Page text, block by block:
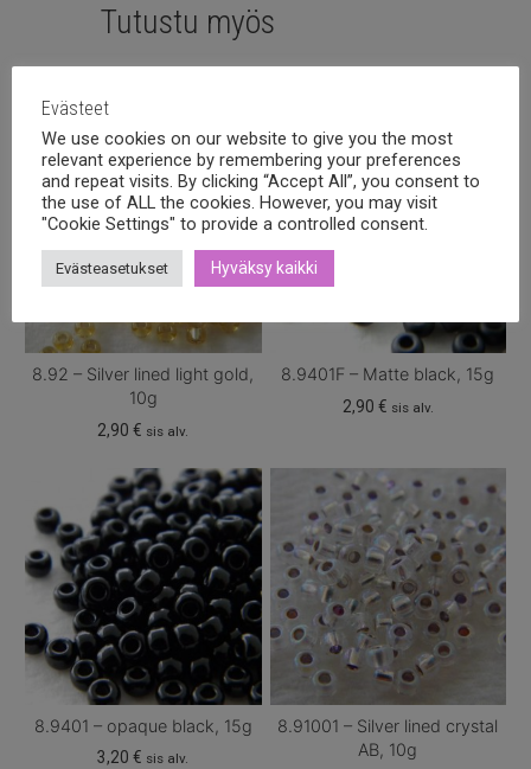
Tutustu myös
8.92 – Silver lined light gold,
10g
2,90€ sis alv.
8.9401F – Matte black, 15g
2,90 € sis alv.
8.9401 – opaque black, 15g
3,20€ sis alv.
8.91001 – Silver lined crystal
AB, 10g
Evästeet
We use cookies on our website to give you the most
relevant experience by remembering your preferences
and repeat visits. By clicking “Accept All”, you consent to
the use of ALL the cookies. However, you may visit
"Cookie Settings" to provide a controlled consent.
Evästeasetukset Hyväksy kaikki